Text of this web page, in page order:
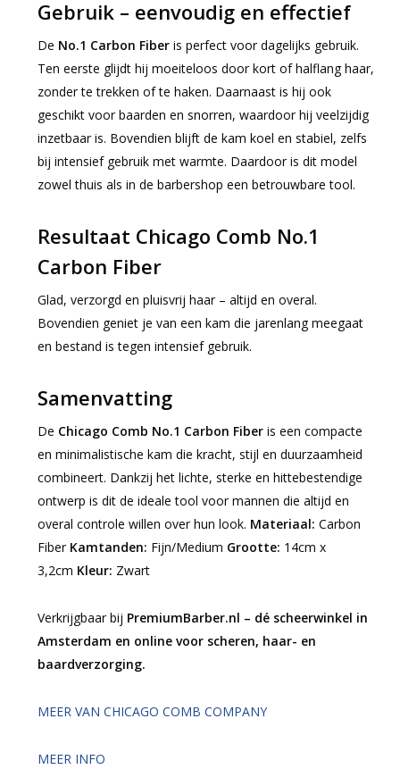
Gebruik – eenvoudig en effectief
De No.1 Carbon Fiberis perfect voor dagelijks gebruik.
Ten eerste glijdt hij moeiteloos door kort of halflang haar,
zonder te trekken of te haken. Daarnaast is hij ook
geschikt voor baarden en snorren, waardoor hij veelzijdig
inzetbaar is. Bovendien blijft de kam koel en stabiel, zelfs
bij intensief gebruik met warmte. Daardoor is dit model
zowel thuis als in de barbershop een betrouwbare tool.
Resultaat Chicago Comb No.1
Carbon Fiber
Glad, verzorgd en pluisvrij haar – altijd en overal.
Bovendien geniet je van een kam die jarenlang meegaat
en bestand is tegen intensief gebruik.
Samenvatting
De Chicago Comb No.1 Carbon Fiberis een compacte
en minimalistische kam die kracht, stijl en duurzaamheid
combineert. Dankzij het lichte, sterke en hittebestendige
ontwerp is dit de ideale tool voor mannen die altijd en
overal controle willen over hun look. Materiaal: Carbon
Fiber Kamtanden: Fijn/Medium Grootte: 14cm x
3,2cm Kleur: Zwart
Verkrijgbaar bij PremiumBarber.nl – dé scheerwinkel in
Amsterdam en online voor scheren, haar- en
baardverzorging.
MEER VAN CHICAGO COMB COMPANY
MEER INFO